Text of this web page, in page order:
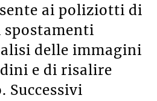
ai poliziotti di
delle immagini
e di risalire
Successivi